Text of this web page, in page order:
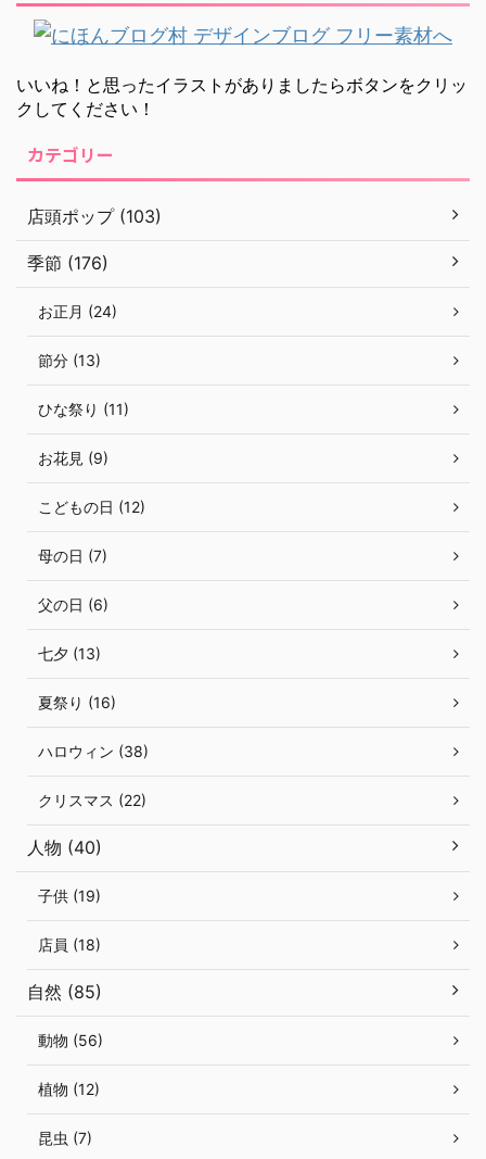
いいね！と思ったイラストがありましたらボタンをクリッ
クしてください！
カテゴリー
店頭ポップ (103)
季節 (176)
お正月 (24)
節分 (13)
ひな祭り (11)
お花見 (9)
こどもの日 (12)
母の日 (7)
父の日 (6)
七夕 (13)
夏祭り (16)
ハロウィン (38)
クリスマス (22)
人物 (40)
子供 (19)
店員 (18)
自然 (85)
動物 (56)
植物 (12)
昆虫 (7)